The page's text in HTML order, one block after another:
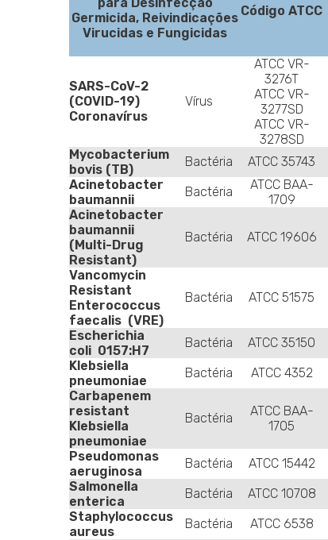
para Desinfecção
Germicida, Reivindicações
Virucidas e Fungicidas
Código ATCC
SARS-CoV-2
(COVID-19)
Coronavírus
Vírus
ATCC VR-
3276T
ATCC VR-
3277SD
ATCC VR-
3278SD
Mycobacterium
bovis (TB)
Bactéria ATCC 35743
Acinetobacter
baumannii
Bactéria
ATCC BAA-
1709
Acinetobacter
baumannii
(Multi-Drug
Resistant)
Bactéria ATCC 19606
Vancomycin
Resistant
Enterococcus
faecalis (VRE)
Bactéria ATCC 51575
Escherichia
coli 0157:H7
Bactéria ATCC 35150
Klebsiella
pneumoniae
Bactéria ATCC 4352
Carbapenem
resistant
Klebsiella
pneumoniae
Bactéria
ATCC BAA-
1705
Pseudomonas
aeruginosa
Bactéria ATCC 15442
Salmonella
enterica
Bactéria ATCC 10708
Staphylococcus
aureus
Bactéria ATCC 6538